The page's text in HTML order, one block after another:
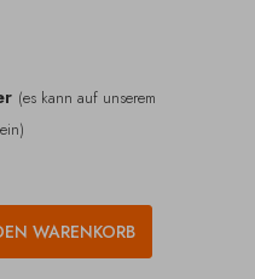
(es kann auf unserem
WARENKORB